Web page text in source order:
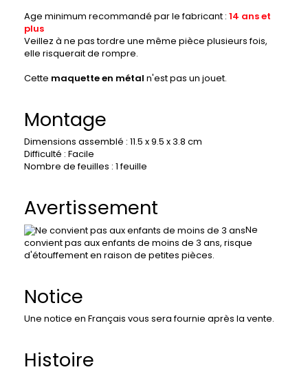
Age minimum recommandé par le fabricant : 14 ans et
plus
Veillez à ne pas tordre une même pièce plusieurs fois,
elle risquerait de rompre.
Cette maquette en métal n'est pas un jouet.
Montage
Dimensions assemblé : 11.5 x 9.5 x 3.8 cm
Difficulté : Facile
Nombre de feuilles : 1 feuille
Avertissement
Ne
convient pas aux enfants de moins de 3 ans, risque
d'étouffement en raison de petites pièces.
Notice
Une notice en Français vous sera fournie après la vente.
Histoire